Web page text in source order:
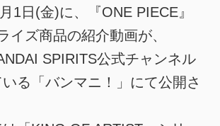
1日(金)に、『ONE PIECE』
イズ商品の紹介動画が、
SPIRITS公式チャンネル
る「バンマニ！」にて公開さ